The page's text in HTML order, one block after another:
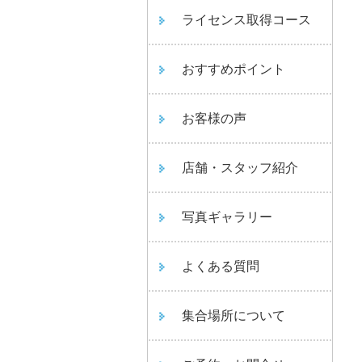
ライセンス取得コース
おすすめポイント
お客様の声
店舗・スタッフ紹介
写真ギャラリー
よくある質問
集合場所について